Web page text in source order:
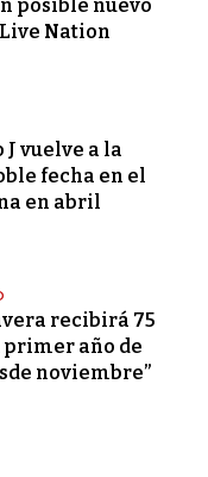
posible nuevo
Nation
vuelve a la
fecha en el
en abril
recibirá 75
primer año de
noviembre”